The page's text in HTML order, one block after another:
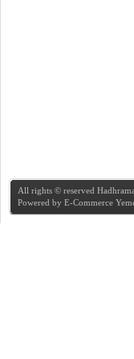
All rights © reserved
Powered by E-Commerce